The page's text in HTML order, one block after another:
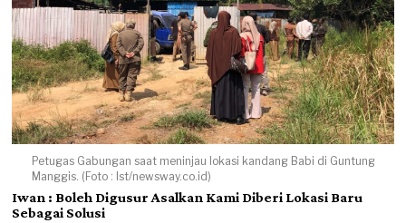
Petugas Gabungan saat meninjau lokasi kandang Babi di Guntung
Manggis. (Foto : Ist/newsway.co.id)
Iwan : Boleh Digusur Asalkan Kami Diberi Lokasi Baru
Sebagai Solusi